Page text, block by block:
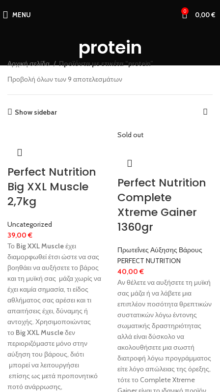
MENU 0 0,00€
protein
Αρχική σελίδα
Προϊόντα με ετικέτα “protein”
Προβολή όλων των 9 αποτελεσμάτων
Show sidebar
Perfect Nutrition
Big XXL Muscle
2,7kg
Uncategorized
39,00€
Το Big XXL Muscleέχει
διαμορφωθεί έτσι ώστε να σας
βοηθάει να αυξήσετε το βάρος
και τη μυϊκή σας μάζα χωρίς να
έχει καμία σημασία, τι είδος
αθλήματος σας αρέσει και τι
απαιτήσεις έχει, δύναμης ή
αντοχής. Χρησιμοποιώντας
το Big XXL Muscleδεν
περιοριζόμαστε μόνο στην
αύξηση του βάρους, διότι
μπορεί να λειτουργήσει
επίσης ως μετά προπονητικό
ποτό ανάρρωσης,
Sold out
Perfect Nutrition
Complete
Xtreme Gainer
1360gr
Πρωτεΐνες Αύξησης Βάρους
PERFECT NUTRITION
40,00€
Αν θέλετε να αυξήσετε τη μυϊκή
σας μάζα ή να λάβετε μια
επιπλέον ποσότητα θρεπτικών
συστατικών λόγω έντονης
σωματικής δραστηριότητας
αλλά είναι δύσκολο να
ακολουθήσετε μια σωστή
διατροφή λόγω προγράμματος
είτε λόγο απώλειας της όρεξης,
τότε το Complete Xtreme